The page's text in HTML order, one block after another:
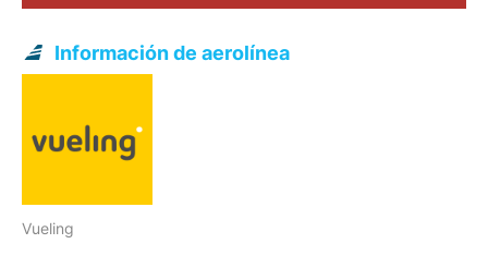
Información de aerolínea
Vueling